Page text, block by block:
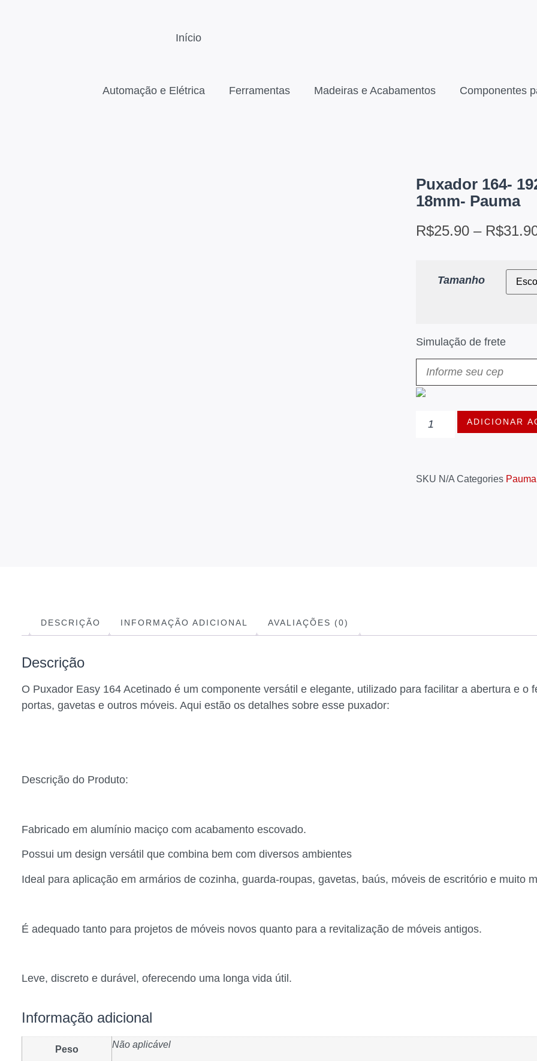
Início
Automação e Elétrica Ferramentas Madeiras e Acabamentos Componentes
Puxador 164-
18mm- Pauma
R$25.90 – R$
Tamanho
Simulação de frete
ADICIONAR
SKU N/A Categories Pauma
DESCRIÇÃO INFORMAÇÃO ADICIONAL AVALIAÇÕES (0)
Descrição
O Puxador Easy 164 Acetinado é um componente versátil e elegante, utilizado para facilitar a abertura e o
portas, gavetas e outros móveis. Aqui estão os detalhes sobre esse puxador:
Descrição do Produto:
Fabricado em alumínio maciço com acabamento escovado.
Possui um design versátil que combina bem com diversos ambientes
Ideal para aplicação em armários de cozinha, guarda-roupas, gavetas, baús, móveis de escritório e muito
É adequado tanto para projetos de móveis novos quanto para a revitalização de móveis antigos.
Leve, discreto e durável, oferecendo uma longa vida útil.
Informação adicional
Peso Não aplicável